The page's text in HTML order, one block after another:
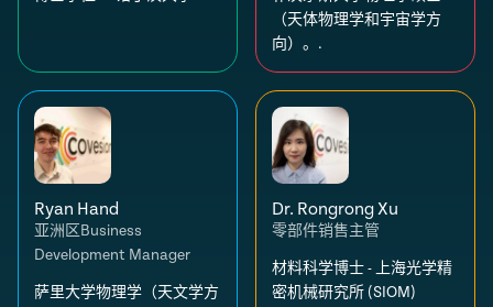
（天体物理学和宇宙学方
向）。.
Ryan Hand
亚洲区Business
Development Manager
萨里大学物理学（天文学方
Dr. Rongrong Xu
零部件销售主管
材料科学博士 - 上海光学精
密机械研究所 (SIOM)